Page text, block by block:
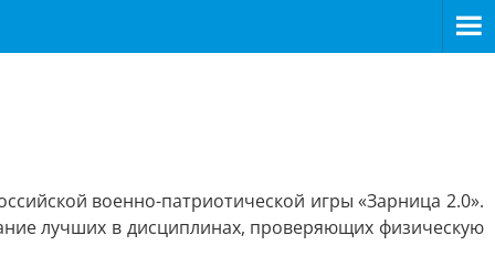
военно-патриотической игры «Зарница 2.0».
лучших в дисциплинах, проверяющих физическую